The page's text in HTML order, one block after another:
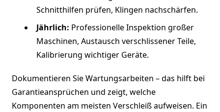
Schnitthilfen prüfen, Klingen nachschärfen.
Jährlich: Professionelle Inspektion großer
Maschinen, Austausch verschlissener Teile,
Kalibrierung wichtiger Geräte.
Dokumentieren Sie Wartungsarbeiten – das hilft bei
Garantieansprüchen und zeigt, welche
Komponenten am meisten Verschleiß aufweisen. Ein